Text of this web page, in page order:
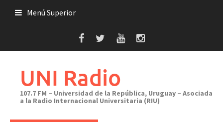
Menú Superior
UNI Radio
107.7 FM – Universidad de la República, Uruguay – Asociada
a la Radio Internacional Universitaria (RIU)